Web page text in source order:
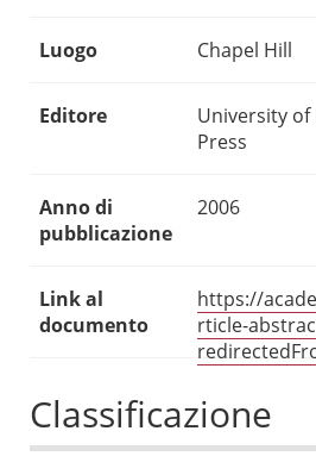
Luogo Chapel Hill
Editore
University
Press
Anno di
pubblicazione
2006
Link al
documento
https://
rticle-
Classificazione